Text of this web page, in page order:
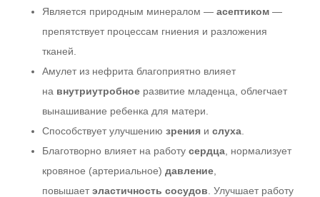
Является природным минералом — асептиком —
препятствует процессам гниения и разложения
тканей.
Амулет из нефрита благоприятно влияет
на внутриутробное развитие младенца, облегчает
вынашивание ребенка для матери.
Способствует улучшению зрения и слуха
Благотворно влияет на работу сердца , нормализует
кровяное (артериальное) давление
повышает эластичность сосудов . Улучшает работу